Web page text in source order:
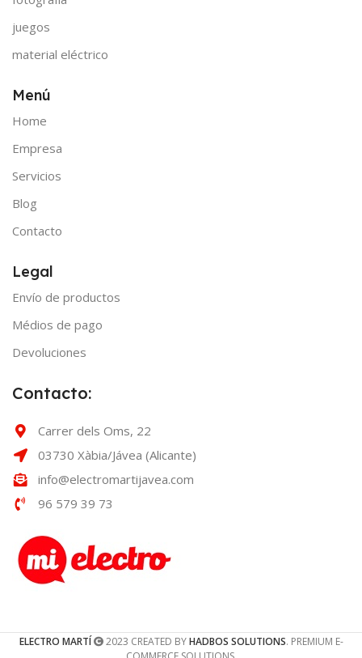
juegos
material eléctrico
Menú
Home
Empresa
Servicios
Blog
Contacto
Legal
Envío de productos
Médios de pago
Devoluciones
Contacto:
Carrer dels Oms, 22
03730 Xàbia/Jávea (Alicante)
info@electromartijavea.com
96 579 39 73
ELECTRO MARTÍ 2023 CREATED BYHADBOS SOLUTIONS. PREMIUM E-